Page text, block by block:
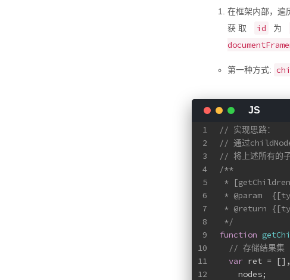
在框架内部，遍
获取
id 为
第一种方式:
1
2
3
4
5
6
7
8
9
10
11
12
// 实现思路：
// 通过
// 将上述所有的子
/**
* [getChildren
* @param
* @return
*/
function
// 存储结果集
var ret = [],
    nodes;